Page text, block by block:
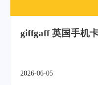
giffgaff 英国手机
2026-06-05